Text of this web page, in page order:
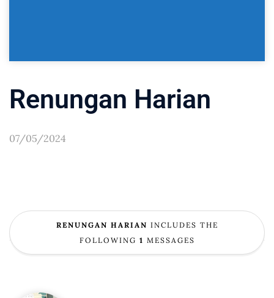
Renungan Harian
07/05/2024
RENUNGAN HARIAN INCLUDES THE
FOLLOWING 1 MESSAGES